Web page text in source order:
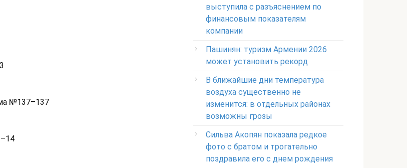
№137–137
выступила с разъяснением по
финансовым показателям
компании
Пашинян: туризм Армении 2026
может установить рекорд
В ближайшие дни температура
воздуха существенно не
изменится: в отдельных районах
возможны грозы
Сильва Акопян показала редкое
фото с братом и трогательно
поздравила его с днем рождения